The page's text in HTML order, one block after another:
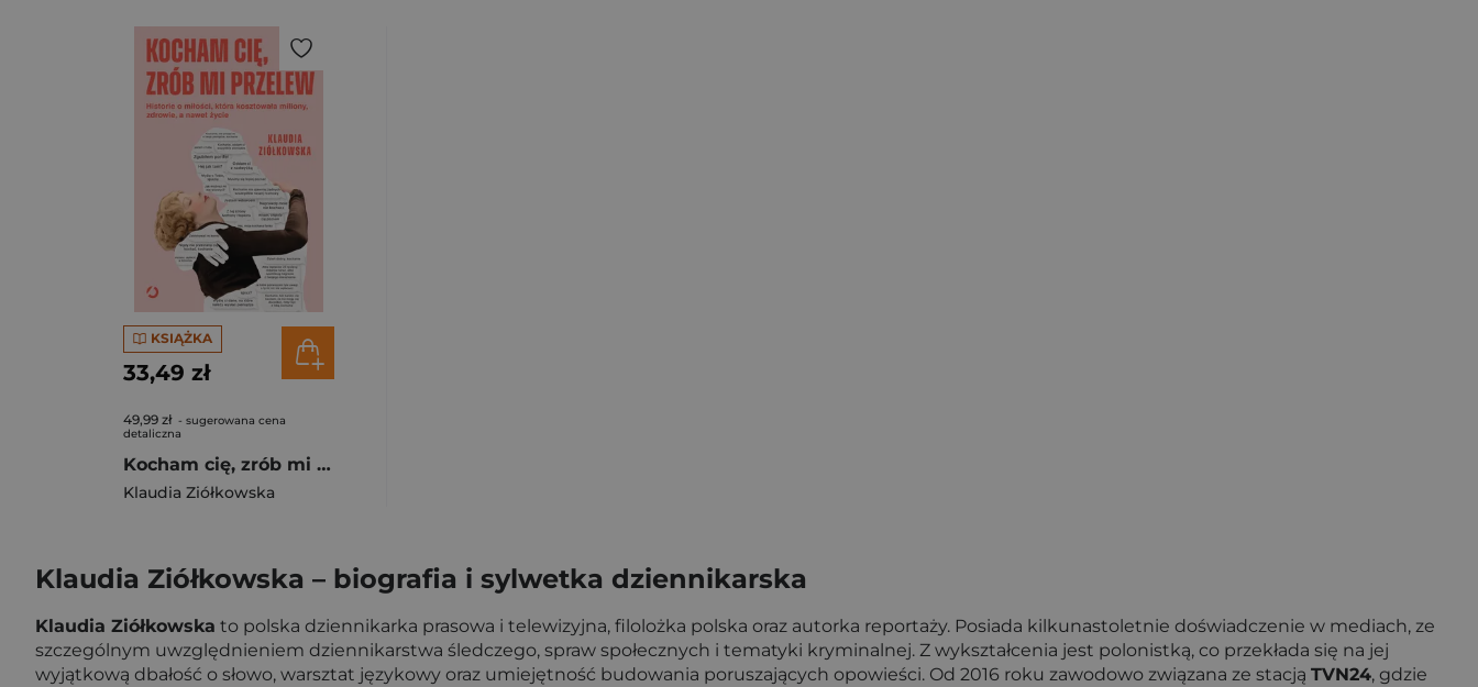
KSIĄŻKA
33,49 zł
49,99 zł - sugerowana cena
detaliczna
Kocham cię, zrób mi przelew. Historie o miłości, która kosztowała miliony, zdrowie, a nawet życie
Klaudia Ziółkowska
Klaudia Ziółkowska – biografia i sylwetka dziennikarska
Klaudia Ziółkowska to polska dziennikarka prasowa i telewizyjna, filolożka polska oraz autorka reportaży. Posiada kilkunastoletnie doświadczenie w mediach, ze
szczególnym uwzględnieniem dziennikarstwa śledczego, spraw społecznych i tematyki kryminalnej. Z wykształcenia jest polonistką, co przekłada się na jej
wyjątkową dbałość o słowo, warsztat językowy oraz umiejętność budowania poruszających opowieści. Od 2016 roku zawodowo związana ze stacją TVN24, gdzie